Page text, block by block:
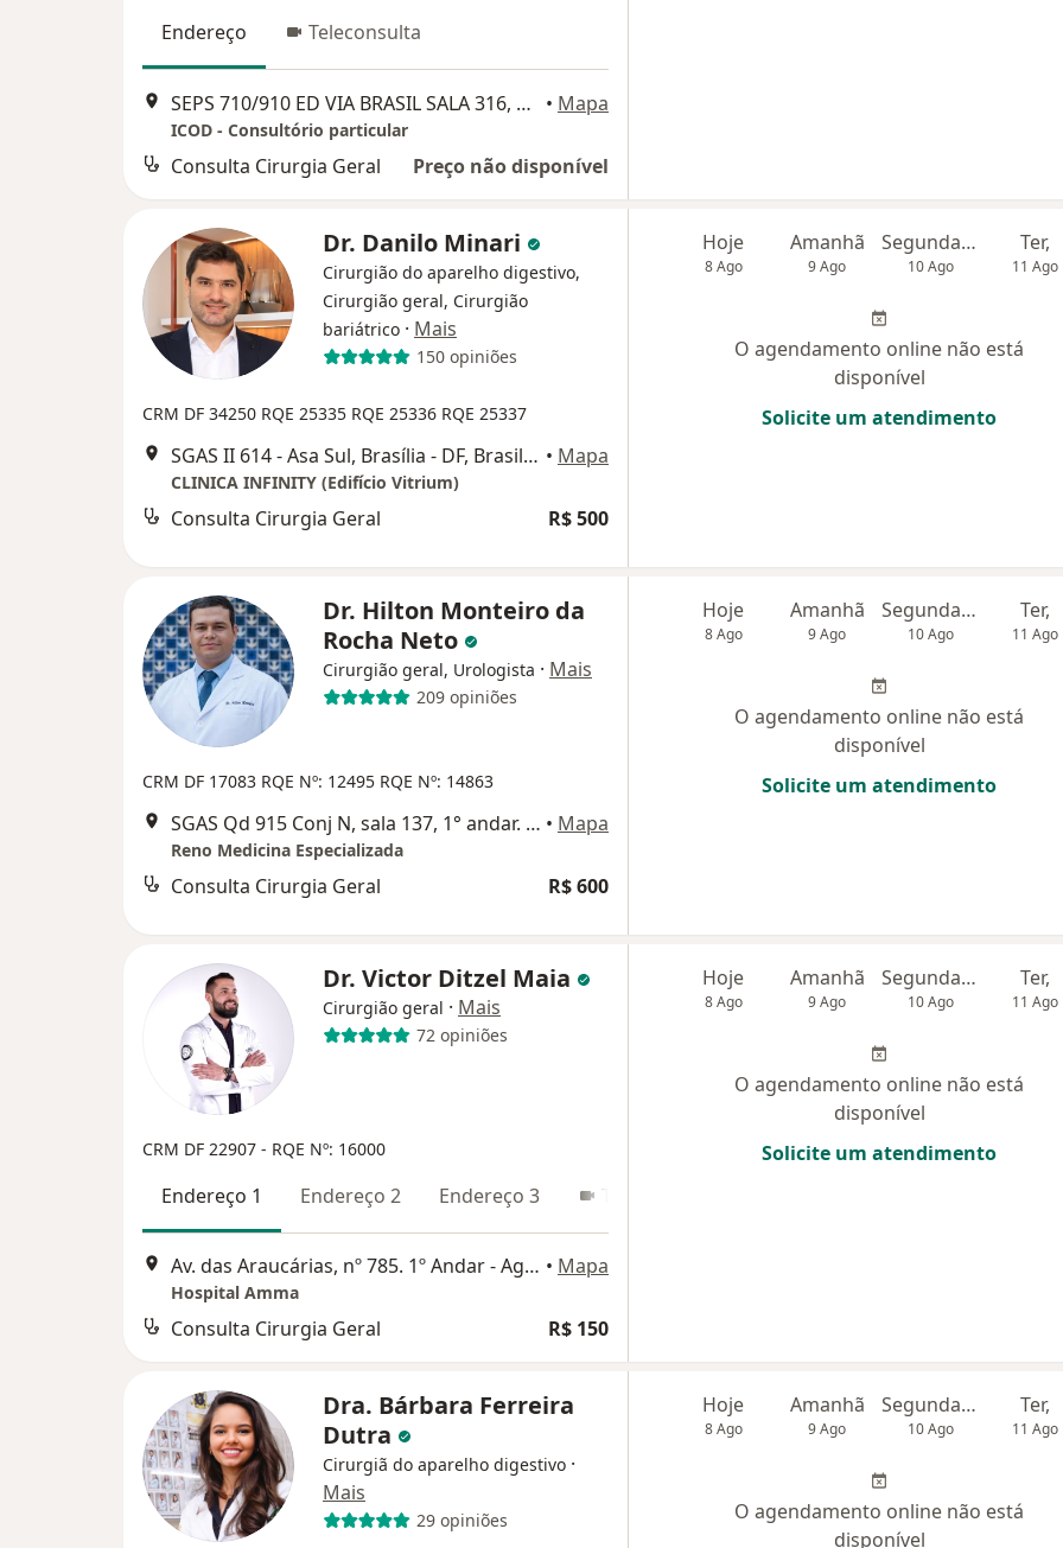
Endereço
Teleconsulta
SEPS 710/910 ED VIA BRASIL SALA 316, Brasília • Mapa
ICOD - Consultório particular
Consulta Cirurgia Geral Preço não disponível
Dr. Danilo Minari
Cirurgião do aparelho digestivo,
Cirurgião geral, Cirurgião
bariátrico · Mais
150 opiniões
CRM DF 34250 RQE 25335 RQE 25336 RQE 25337
SGAS II 614 - Asa Sul, Brasília - DF, Brasil, Brasília • Mapa
CLINICA INFINITY (Edifício Vitrium)
Consulta Cirurgia Geral R$ 500
Hoje
8 Ago
Amanhã
9 Ago
Segunda-feira
10 Ago
Ter,
11 Ago
O agendamento online não está
disponível
Solicite um atendimento
Dr. Hilton Monteiro da
Rocha Neto
Cirurgião geral, Urologista · Mais
209 opiniões
CRM DF 17083 RQE Nº: 12495 RQE Nº: 14863
SGAS Qd 915 Conj N, sala 137, 1° andar. Centro Clínico Advance, Brasília • Mapa
Reno Medicina Especializada
Consulta Cirurgia Geral R$ 600
Hoje
8 Ago
Amanhã
9 Ago
Segunda-feira
10 Ago
Ter,
11 Ago
O agendamento online não está
disponível
Solicite um atendimento
Dr. Victor Ditzel Maia
Cirurgião geral · Mais
72 opiniões
CRM DF 22907 - RQE Nº: 16000
Endereço 1 Endereço 2 Endereço 3 Teleconsulta
Av. das Araucárias, nº 785. 1º Andar - Aguas Claras Norte, Brasília • Mapa
Hospital Amma
Consulta Cirurgia Geral R$ 150
Hoje
8 Ago
Amanhã
9 Ago
Segunda-feira
10 Ago
Ter,
11 Ago
O agendamento online não está
disponível
Solicite um atendimento
Dra. Bárbara Ferreira
Dutra
Cirurgiã do aparelho digestivo ·
Mais
29 opiniões
Hoje
8 Ago
Amanhã
9 Ago
Segunda-feira
10 Ago
Ter,
11 Ago
O agendamento online não está
disponível